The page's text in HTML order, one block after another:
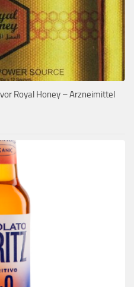
Royal Honey – Arzneimittel